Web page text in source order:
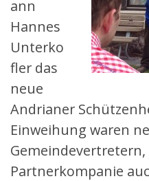
ann
Hannes
Unterko
fler das
neue
Andrianer
Einweihung waren
Partnerkompanie